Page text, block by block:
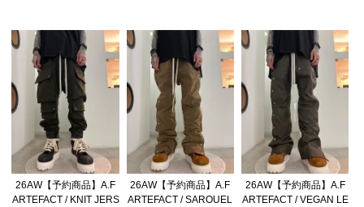
26AW【予約商品】A.F
ARTEFACT / KNIT JERS
26AW【予約商品】A.F
ARTEFACT / SAROUEL
26AW【予約商品】A.F
ARTEFACT / VEGAN LE